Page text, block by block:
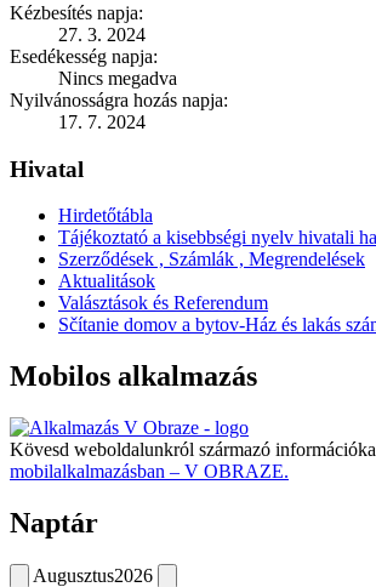
Kézbesítés napja:
27. 3. 2024
Esedékesség napja:
Nincs megadva
Nyilvánosságra hozás napja:
17. 7. 2024
Hivatal
Hirdetőtábla
Tájékoztató a kisebbségi nyelv hivatali
Szerződések , Számlák , Megrendelések
Aktualitások
Valásztások és Referendum
Sčítanie domov a bytov-Ház és lakás
Mobilos alkalmazás
Kövesd weboldalunkról származó
mobilalkalmazásban – V OBRAZE.
Naptár
Augusztus2026